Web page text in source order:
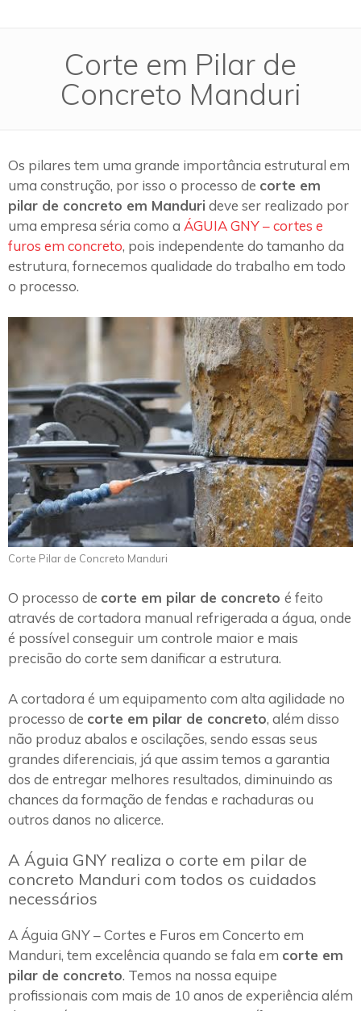
Corte em Pilar de
Concreto Manduri
Os pilares tem uma grande importância estrutural em
uma construção, por isso o processo de corte em
pilar de concreto em Manduri deve ser realizado por
uma empresa séria como a ÁGUIA GNY – cortes e
furos em concreto, pois independente do tamanho da
estrutura, fornecemos qualidade do trabalho em todo
o processo.
Corte Pilar de Concreto Manduri
O processo de corte em pilar de concreto é feito
através de cortadora manual refrigerada a água, onde
é possível conseguir um controle maior e mais
precisão do corte sem danificar a estrutura.
A cortadora é um equipamento com alta agilidade no
processo de corte em pilar de concreto, além disso
não produz abalos e oscilações, sendo essas seus
grandes diferenciais, já que assim temos a garantia
dos de entregar melhores resultados, diminuindo as
chances da formação de fendas e rachaduras ou
outros danos no alicerce.
A Águia GNY realiza o corte em pilar de
concreto Manduri com todos os cuidados
necessários
A Águia GNY – Cortes e Furos em Concerto em
Manduri, tem excelência quando se fala em corte em
pilar de concreto. Temos na nossa equipe
profissionais com mais de 10 anos de experiência além